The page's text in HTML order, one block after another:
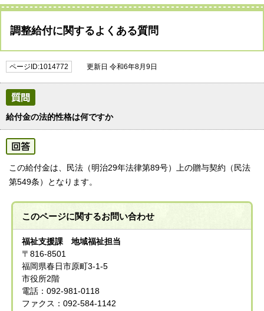
調整給付に関するよくある質問
ページID:1014772 更新日 令和6年8月9日
給付金の法的性格は何ですか
この給付金は、民法（明治29年法律第89号）上の贈与契約（民法
第549条）となります。
このページに関するお問い合わせ
福祉支援課 地域福祉担当
〒816-8501
福岡県春日市原町3-1-5
市役所2階
電話：092-981-0118
ファクス：092-584-1142